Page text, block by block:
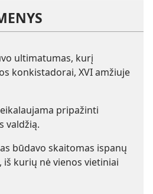
ultimatumas, kurį
konkistadorai, XVI amžiuje
pripažinti
valdžią.
būdavo skaitomas ispanų
kurių nė vienos vietiniai